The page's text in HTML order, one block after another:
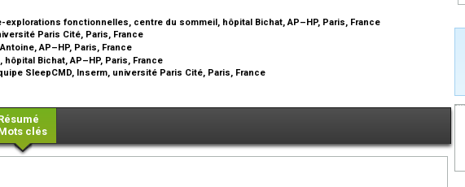
fonctionnelles, centre du sommeil, hôpital Bichat, AP–HP, Paris, France
Paris Cité, Paris, France
AP–HP, Paris, France
Bichat, AP–HP, Paris, France
SleepCMD, Inserm, université Paris Cité, Paris, France
clés